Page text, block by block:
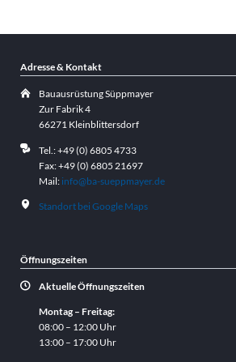
Adresse & Kontakt
Bauausrüstung Süppmayer
Zur Fabrik 4
66271 Kleinblittersdorf
Tel.: +49 (0) 6805 4733
Fax: +49 (0) 6805 21697
Mail: info@ba-sueppmayer.de
Standort bei Google Maps
Öffnungszeiten
Aktuelle Öffnungszeiten
Montag – Freitag:
08:00 – 12:00 Uhr
13:00 – 17:00 Uhr